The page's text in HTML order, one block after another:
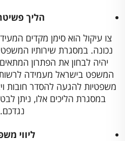
הליך
צו עיקול הוא סימן מקדים
נכונה. במסגרת שירותיו
יהיה לבחון את הפתרון
המשפט בישראל מעמידה לרשות
משפטיות להגעה להסדר חובות
במסגרת הליכים אלו, ניתן
נגדכם.
ליווי